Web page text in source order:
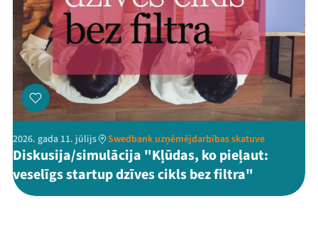
2026. gada 11. jūlijs Swedbank uzņēmējdarbības skatuve
Diskusija/simulācija "Kļūdas, ko pieļaut:
veselīgs startup dzīves cikls bez filtra"